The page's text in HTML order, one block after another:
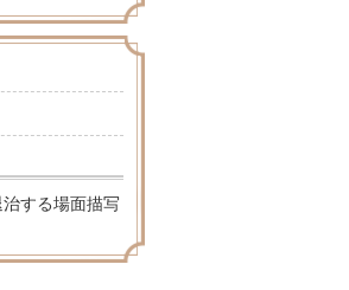
する場面描写